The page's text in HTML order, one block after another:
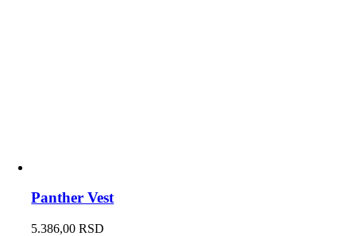
Panther Vest
5.386,00RSD